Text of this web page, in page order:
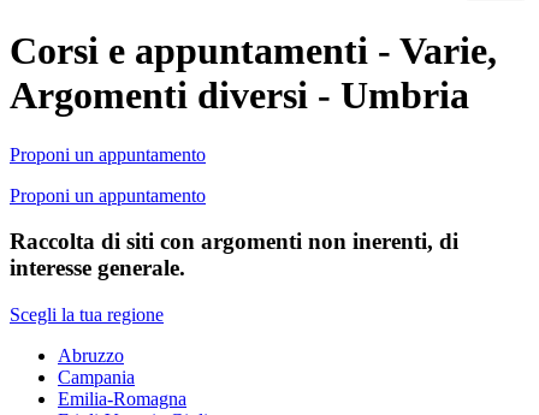
Corsi e appuntamenti - Varie,
Argomenti diversi - Umbria
Proponi un appuntamento
Proponi un appuntamento
Raccolta di siti con argomenti non inerenti, di
interesse generale.
Scegli la tua regione
Abruzzo
Campania
Emilia-Romagna